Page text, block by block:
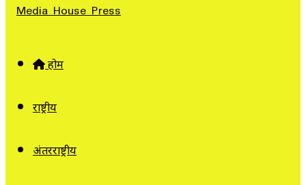
होम
राष्ट्रीय
अंतरराष्ट्रीय